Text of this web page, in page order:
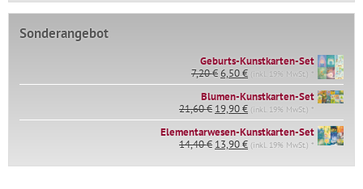
Sonderangebot
Geburts-Kunstkarten-Set
7,20€Ursprünglicher
Preis
war:
7,20 €
6,50€Aktueller
Preis
ist:
6,50 €.
(inkl. 19% MwSt.) *
Blumen-Kunstkarten-Set
21,60€ Ursprünglicher
Preis
war:
21,60 €
19,90€Aktueller
Preis
ist:
19,90 €.
(inkl. 19% MwSt.) *
Elementarwesen-Kunstkarten-Set
14,40€ Ursprünglicher
war:
13,90€Aktueller
ist:
(inkl. 19% MwSt.) *